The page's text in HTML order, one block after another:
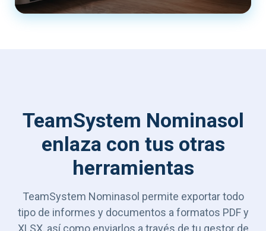
TeamSystem Nominasol
enlaza con tus otras
herramientas
TeamSystem Nominasol permite exportar todo
tipo de informes y documentos a formatos PDF y
XLSX, así como enviarlos a través de tu gestor de